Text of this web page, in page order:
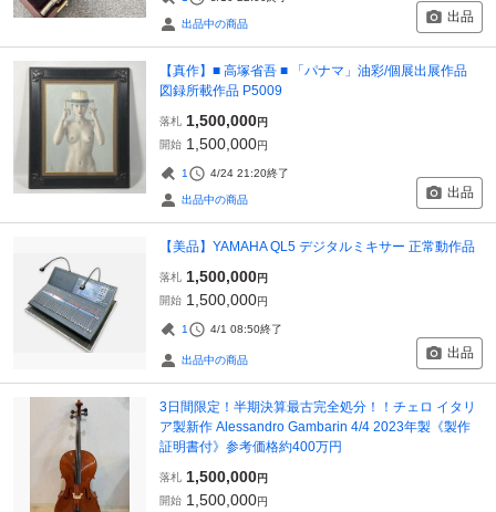
出品中の商品 出品
【真作】■ 高塚省吾 ■ 「パナマ」油彩/個展出展作品
図録所載作品 P5009
落札 1,500,000円
開始 1,500,000円
1 4/24 21:20終了
出品中の商品 出品
【美品】YAMAHA QL5 デジタルミキサー 正常動作品
落札 1,500,000円
開始 1,500,000円
1 4/1 08:50終了
出品中の商品 出品
3日間限定！半期決算最古完全処分！！チェロ イタリ
ア製新作 Alessandro Gambarin 4/4 2023年製《製作
証明書付》参考価格約400万円
落札 1,500,000円
開始 1,500,000円